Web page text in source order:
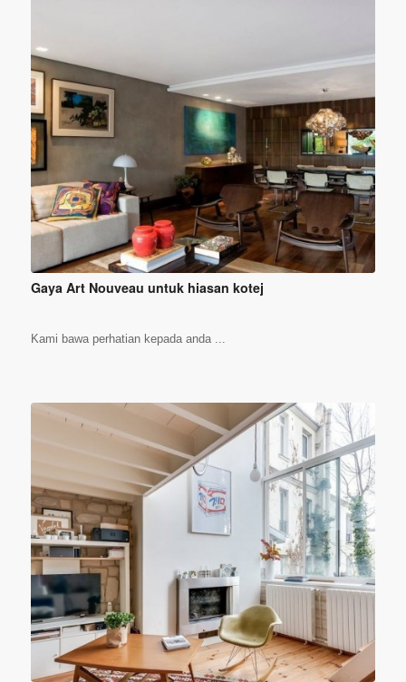
Gaya Art Nouveau untuk hiasan kotej
Kami bawa perhatian kepada anda ...